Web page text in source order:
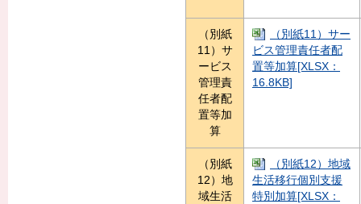
（別紙
11）サ
ービス
管理責
任者配
置等加
算
（別紙11）サー
ビス管理責任者配
置等加算[XLSX：
16.8KB]
（別紙
12）地
域生活
（別紙12）地域
生活移行個別支援
特別加算[XLSX：